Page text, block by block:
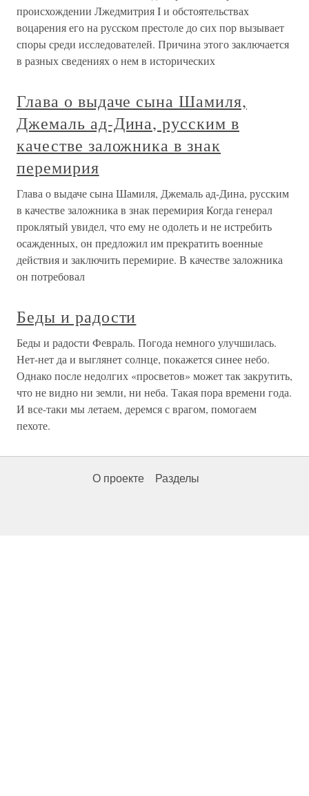
происхождении Лжедмитрия I и обстоятельствах
воцарения его на русском престоле до сих пор вызывает
споры среди исследователей. Причина этого заключается
в разных сведениях о нем в исторических
Глава о выдаче сына Шамиля,
Джемаль ад-Дина, русским в
качестве заложника в знак
перемирия
Глава о выдаче сына Шамиля, Джемаль ад-Дина, русским
в качестве заложника в знак перемирия Когда генерал
проклятый увидел, что ему не одолеть и не истребить
осажденных, он предложил им прекратить военные
действия и заключить перемирие. В качестве заложника
он потребовал
Беды и радости
Беды и радости Февраль. Погода немного улучшилась.
Нет-нет да и выглянет солнце, покажется синее небо.
Однако после недолгих «просветов» может так закрутить,
что не видно ни земли, ни неба. Такая пора времени года.
И все-таки мы летаем, деремся с врагом, помогаем
пехоте.
О проекте Разделы